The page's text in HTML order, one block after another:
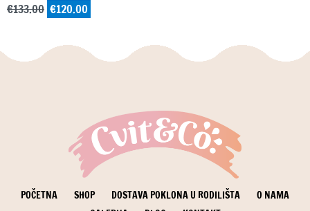
€133.00 Izvorna
bila
€120.00
je:
POČETNA SHOP DOSTAVA POKLONA U RODILIŠTA
O NAMA